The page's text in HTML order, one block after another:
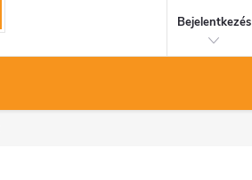
Bejelentkezés